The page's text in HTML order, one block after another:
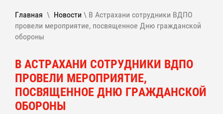
Главная \ Новости \ В Астрахани сотрудники ВДПО
провели мероприятие, посвященное Дню гражданской
обороны
В АСТРАХАНИ СОТРУДНИКИ ВДПО
ПРОВЕЛИ МЕРОПРИЯТИЕ,
ПОСВЯЩЕННОЕ ДНЮ ГРАЖДАНСКОЙ
ОБОРОНЫ